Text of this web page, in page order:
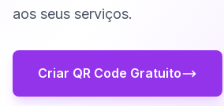
aos seus serviços.
Criar QR Code Gratuito